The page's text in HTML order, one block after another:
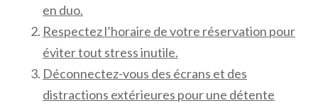
en duo.
Respectez l’horaire de votre réservation pour
éviter tout stress inutile.
Déconnectez-vous des écrans et des
distractions extérieures pour une détente